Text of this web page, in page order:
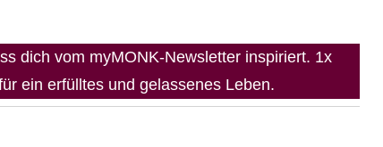
dich vom myMONK-Newsletter inspiriert. 1x
ein erfülltes und gelassenes Leben.